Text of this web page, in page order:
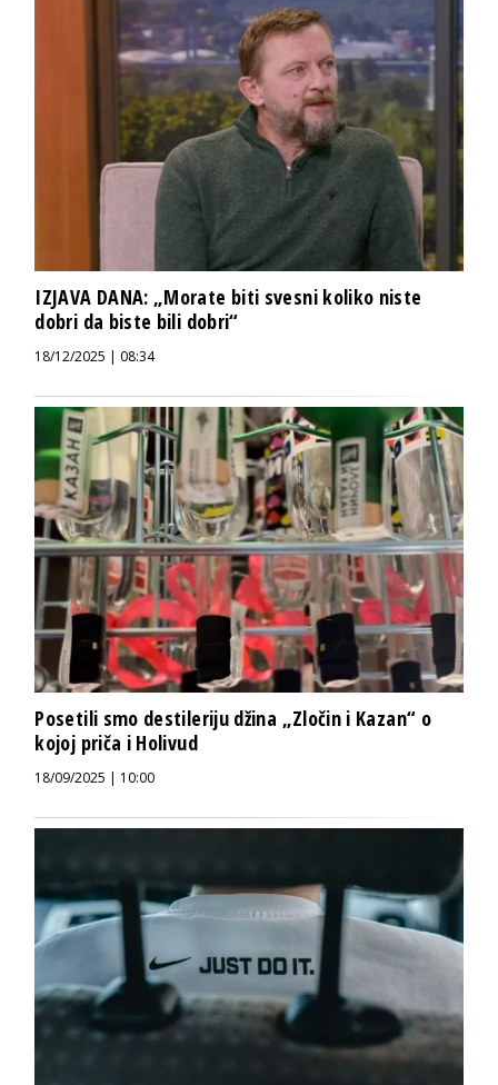
IZJAVA DANA: „Morate biti svesni koliko niste
dobri da biste bili dobri“
18/12/2025 | 08:34
Posetili smo destileriju džina „Zločin i Kazan“ o
kojoj priča i Holivud
18/09/2025 | 10:00